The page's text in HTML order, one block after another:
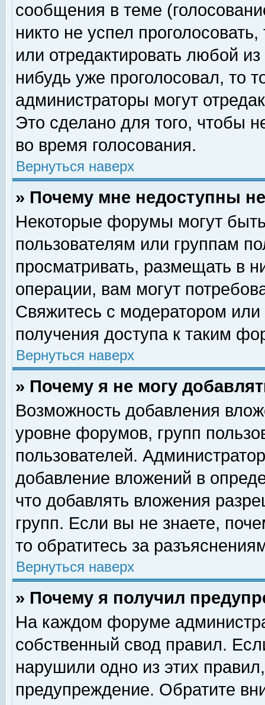
сообщения в теме
никто не успел
или отредактировать любой
нибудь уже проголосовал, то
администраторы могут
Это сделано для того, чтобы
во время голосования.
Вернуться наверх
» Почему мне недоступны
Некоторые форумы могут
пользователям или группам
просматривать, размещать в
операции, вам могут
Свяжитесь с модератором
получения доступа к таким
Вернуться наверх
» Почему я не могу
Возможность добавления
уровне форумов, групп
пользователей.
добавление вложений в
что добавлять вложения
групп. Если вы не знаете,
то обратитесь за
Вернуться наверх
» Почему я получил
На каждом форуме
собственный свод правил.
нарушили одно из этих
предупреждение. Обратите